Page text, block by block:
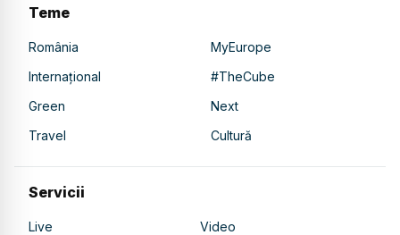
Teme
România
MyEurope
Internațional
#TheCube
Green
Next
Travel
Cultură
Servicii
Live Video